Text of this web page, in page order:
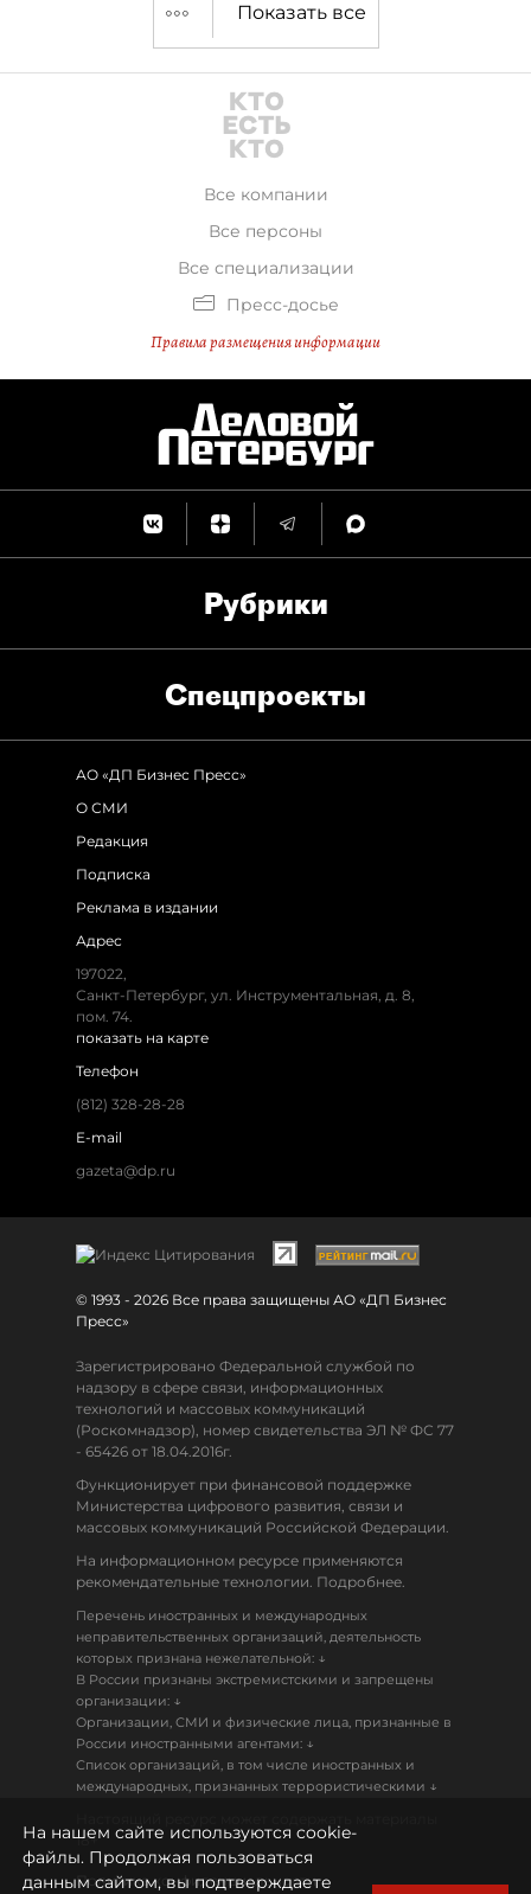
Показать все
Все компании
Все персоны
Все специализации
Пресс-досье
Правила размещения информации
Рубрики
Спец­проекты
АО «ДП Бизнес Пресс»
О СМИ
Редакция
Подписка
Реклама в издании
Адрес
197022,
Санкт-Петербург, ул. Инструментальная, д. 8,
пом. 74.
показать на карте
Телефон
(812) 328-28-28
E-mail
gazeta@dp.ru
© 1993 - 2026 Все права защищены АО «ДП Бизнес
Пресс»
Зарегистрировано Федеральной службой по
надзору в сфере связи, информационных
технологий и массовых коммуникаций
(Роскомнадзор), номер свидетельства ЭЛ № ФС 77
- 65426 от 18.04.2016г.
Функционирует при финансовой поддержке
Министерства цифрового развития, связи и
массовых коммуникаций Российской Федерации.
На информационном ресурсе применяются
рекомендательные технологии. Подробнее.
Перечень иностранных и международных
неправительственных организаций, деятельность
которых признана нежелательной: ↓
В России признаны экстремистскими и запрещены
организации: ↓
Организации, СМИ и физические лица, признанные в
России иностранными агентами: ↓
Список организаций, в том числе иностранных и
международных, признанных террористическими ↓
18+
Политика конфиденциальности
На нашем сайте используются cookie-
файлы. Продолжая пользоваться
данным сайтом, вы подтверждаете